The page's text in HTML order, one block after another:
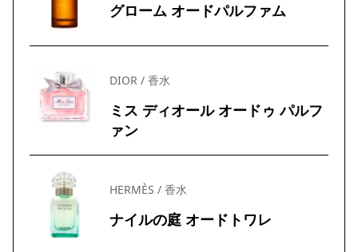
グローム オードパルファム
DIOR / 香水
ミス ディオール オードゥ パルフ
ァン
HERMÈS / 香水
ナイルの庭 オードトワレ